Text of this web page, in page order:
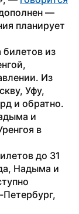
—
планирует
билетов из
Из
Уфу,
и обратно.
и
в
до 31
Надыма и